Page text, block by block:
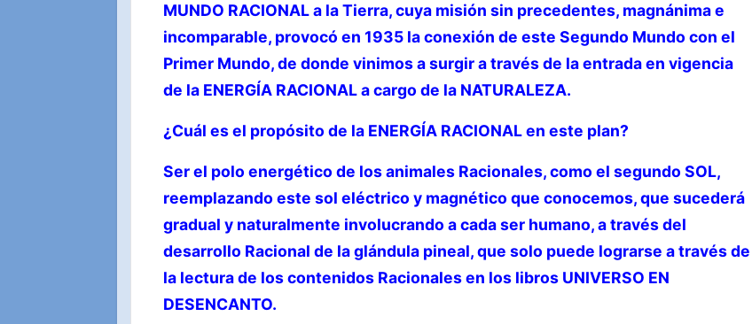
MUNDO RACIONAL a la Tierra, cuya misión sin precedentes, magnánima e
incomparable, provocó en 1935 la conexión de este Segundo Mundo con el
Primer Mundo, de donde vinimos a surgir a través de la entrada en vigencia
de la ENERGÍA RACIONAL a cargo de la NATURALEZA.
¿Cuál es el propósito de la ENERGÍA RACIONAL en este plan?
Ser el polo energético de los animales Racionales, como el segundo SOL,
reemplazando este sol eléctrico y magnético que conocemos, que sucederá
gradual y naturalmente involucrando a cada ser humano, a través del
desarrollo Racional de la glándula pineal, que solo puede lograrse a través de
la lectura de los contenidos Racionales en los libros UNIVERSO EN
DESENCANTO.